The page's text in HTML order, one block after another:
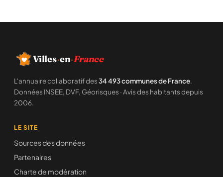
Villes·en·France
L'annuaire collaboratif des34 493 communes de France.
Données INSEE, DVF, Géorisques · Avis des habitants depuis
2006.
LE SITE
Sources des données
Partenaires
Charte de modération